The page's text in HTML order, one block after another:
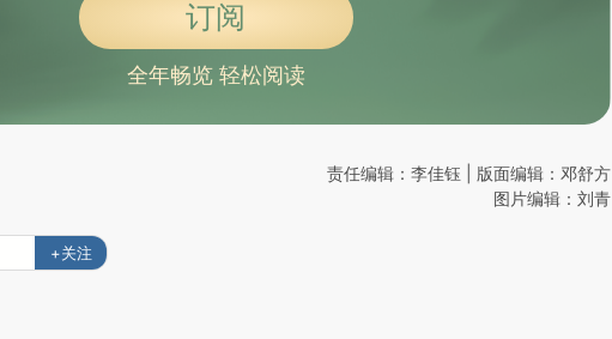
订阅
全年畅览 轻松阅读
责任编辑：李佳钰 | 版面编辑：邓舒方
图片编辑：刘青
+关注